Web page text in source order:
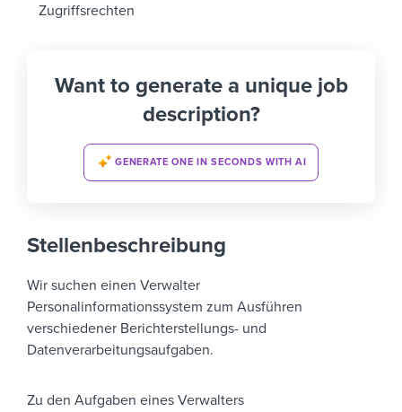
Zugriffsrechten
Want to generate a unique job
description?
GENERATE ONE IN SECONDS WITH AI
Stellenbeschreibung
Wir suchen einen Verwalter
Personalinformationssystem zum Ausführen
verschiedener Berichterstellungs- und
Datenverarbeitungsaufgaben.
Zu den Aufgaben eines Verwalters